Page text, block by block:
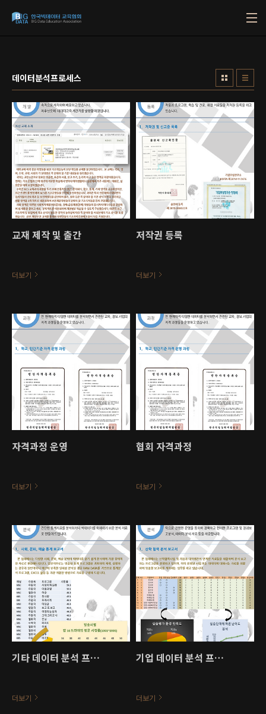
데이터분석프로세스
교재 제작 및 출간
더보기
저작권 등록
더보기
자격과정 운영
더보기
협회 자격과정
더보기
기타 데이터 분석 프로세스 1
더보기
기업 데이터 분석 프로그램
더보기